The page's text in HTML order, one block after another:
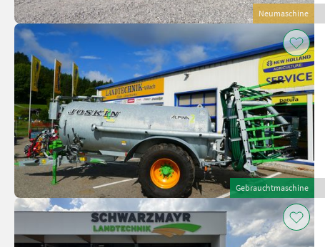
Neumaschine
Gebrauchtmaschine